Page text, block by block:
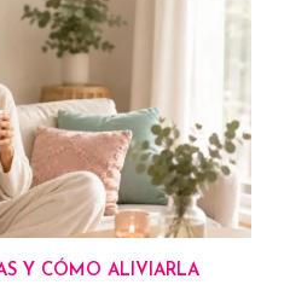
Y CÓMO ALIVIARLA